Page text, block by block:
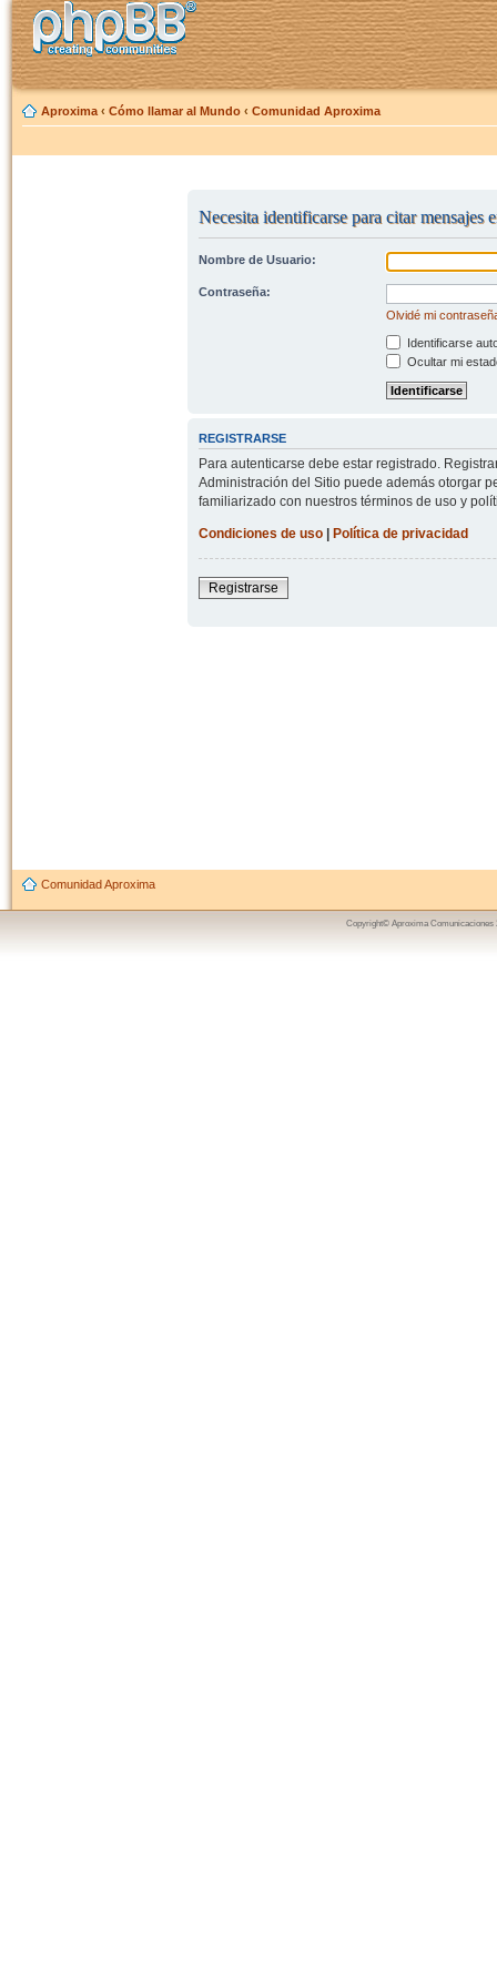
Aproxima ‹ Cómo llamar al Mundo ‹ Comunidad Aproxima
Necesita identificarse para citar mensajes
Nombre de Usuario:
Contraseña:
Olvidé mi
Identificarse
Ocultar mi
REGISTRARSE
Para autenticarse debe estar registrado.
Administración del Sitio puede además otorgar
familiarizado con nuestros términos de uso y
Condiciones de uso| Política de privacidad
Registrarse
Comunidad Aproxima
Copyright© Aproxima Comunicaciones